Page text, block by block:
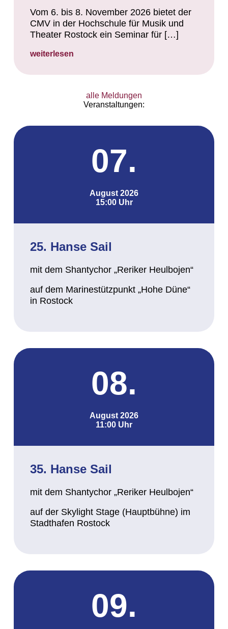
Vom 6. bis 8. November 2026 bietet der
CMV in der Hochschule für Musik und
Theater Rostock ein Seminar für […]
weiterlesen
alle Meldungen
Veranstaltungen:
07.
August 2026
15:00 Uhr
25. Hanse Sail
mit dem Shantychor „Reriker Heulbojen“
auf dem Marinestützpunkt „Hohe Düne“
in Rostock
08.
August 2026
11:00 Uhr
35. Hanse Sail
mit dem Shantychor „Reriker Heulbojen“
auf der Skylight Stage (Hauptbühne) im
Stadthafen Rostock
09.